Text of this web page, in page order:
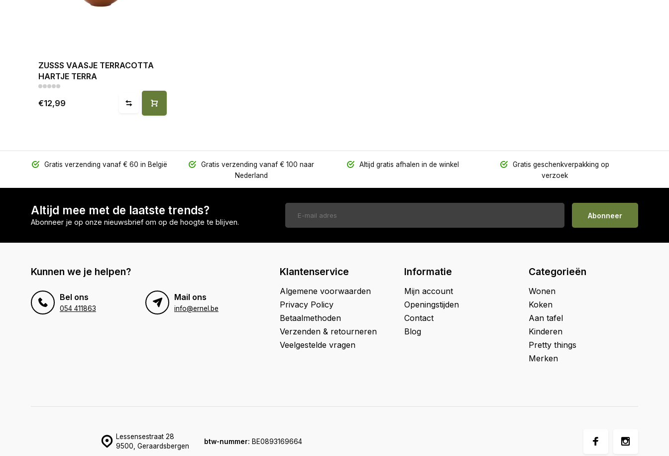
ZUSSS VAASJE TERRACOTTA
HARTJE TERRA
€12,99
Gratis verzending vanaf € 60 in België
Gratis verzending vanaf € 100 naar
Nederland
Altijd gratis afhalen in de winkel
Gratis geschenkverpakking op
verzoek
Altijd mee met de laatste trends?
Abonneer je op onze nieuwsbrief om op de hoogte te blijven.
Abonneer
Kunnen we je helpen?
Bel ons
054 411863
Mail ons
info@ernel.be
Klantenservice
Algemene voorwaarden
Privacy Policy
Betaalmethoden
Verzenden & retourneren
Veelgestelde vragen
Informatie
Mijn account
Openingstijden
Contact
Blog
Categorieën
Wonen
Koken
Aan tafel
Kinderen
Pretty things
Merken
Lessensestraat 28
9500, Geraardsbergen
btw-nummer: BE0893169664